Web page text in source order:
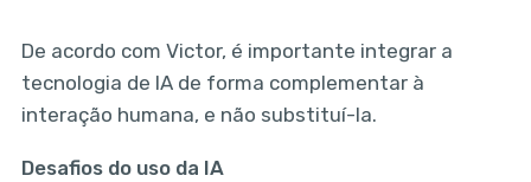
De acordo com Victor, é importante integrar a
tecnologia de IA de forma complementar à
interação humana, e não substituí-la.
Desafios do uso da IA